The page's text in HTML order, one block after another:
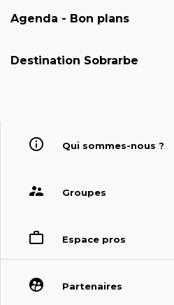
Agenda - Bon plans
Destination Sobrarbe
Qui sommes-nous ?
Groupes
Espace pros
Partenaires